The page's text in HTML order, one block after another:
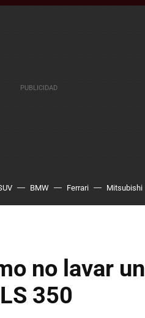
BMW Ferrari Mitsubishi
no lavar un
350